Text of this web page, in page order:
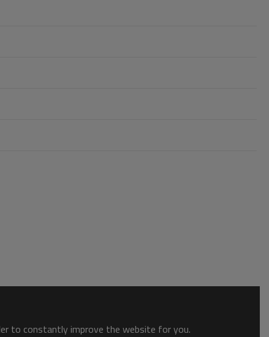
to constantly improve the website for you.